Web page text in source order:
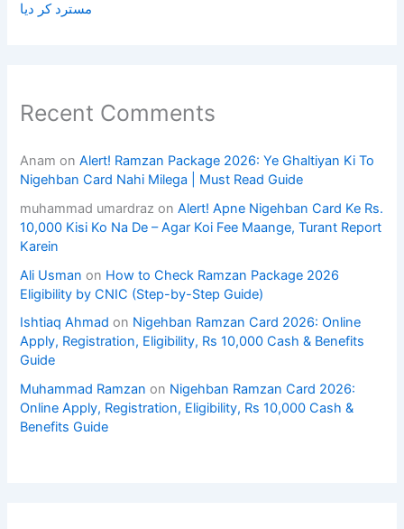
مسترد کر دیا
Recent Comments
Anam onAlert! Ramzan Package 2026: Ye Ghaltiyan Ki To
Nigehban Card Nahi Milega | Must Read Guide
muhammad umardraz onAlert! Apne Nigehban Card Ke Rs.
10,000 Kisi Ko Na De – Agar Koi Fee Maange, Turant Report
Karein
Ali Usman on How to Check Ramzan Package 2026
Eligibility by CNIC (Step-by-Step Guide)
Ishtiaq Ahmad on Nigehban Ramzan Card 2026: Online
Apply, Registration, Eligibility, Rs 10,000 Cash & Benefits
Guide
Muhammad Ramzan on Nigehban Ramzan Card 2026:
Online Apply, Registration, Eligibility, Rs 10,000 Cash &
Benefits Guide